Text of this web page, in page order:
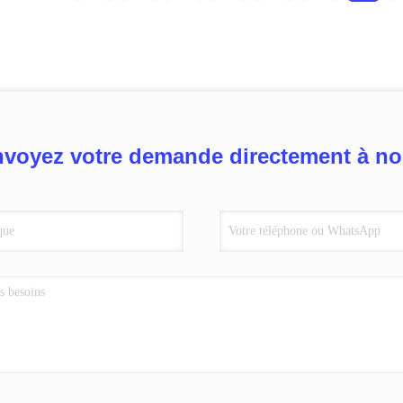
votre demande directement à